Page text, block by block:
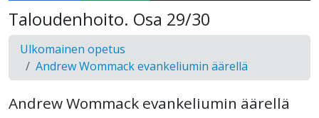
Taloudenhoito. Osa 29/30
Ulkomainen opetus
Andrew Wommack evankeliumin äärellä
Andrew Wommack evankeliumin äärellä